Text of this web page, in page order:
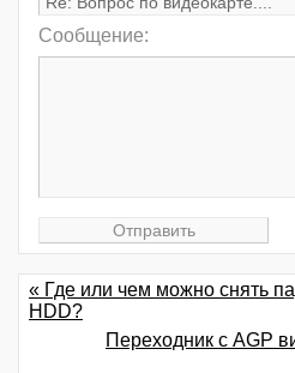
Сообщение:
« Где или чем можно снять
HDD?
Переходник с AGP